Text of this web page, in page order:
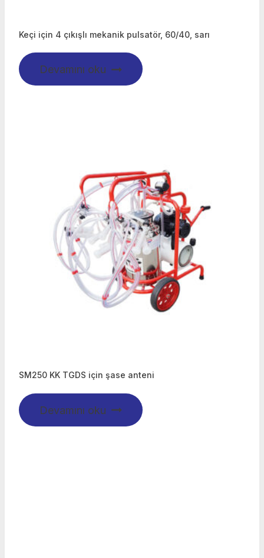
Keçi için 4 çıkışlı mekanik pulsatör, 60/40, sarı
Devamını oku
SM250 KK TGDS için şase anteni
Devamını oku